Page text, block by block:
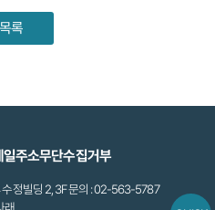
목록
일주소무단수집거부
수정빌딩 2, 3F 문의 : 02-563-5787